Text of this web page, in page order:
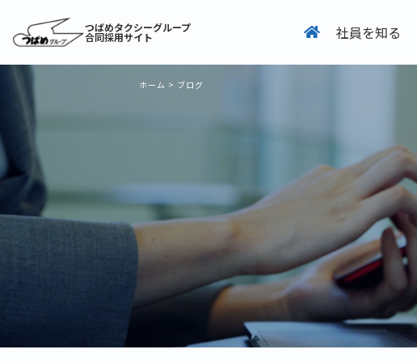
つばめタクシーグループ
合同採用サイト 社員を知る
ホーム > ブログ